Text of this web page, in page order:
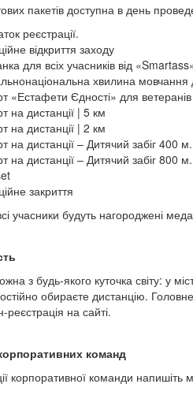
пакетів доступна в день
реєстрації.
відкриття заходу
для всіх учасників від
хвилина мовчання
Єдності» для ветеранів
на дистанції | 5 км
на дистанції | 2 км
на дистанції – Дитячий забіг 400
на дистанції – Дитячий забіг 800
закриття
учасники будуть нагороджені
з будь-якого куточка світу: у
обираєте дистанцію.
на сайті.
команд
корпоративної команди